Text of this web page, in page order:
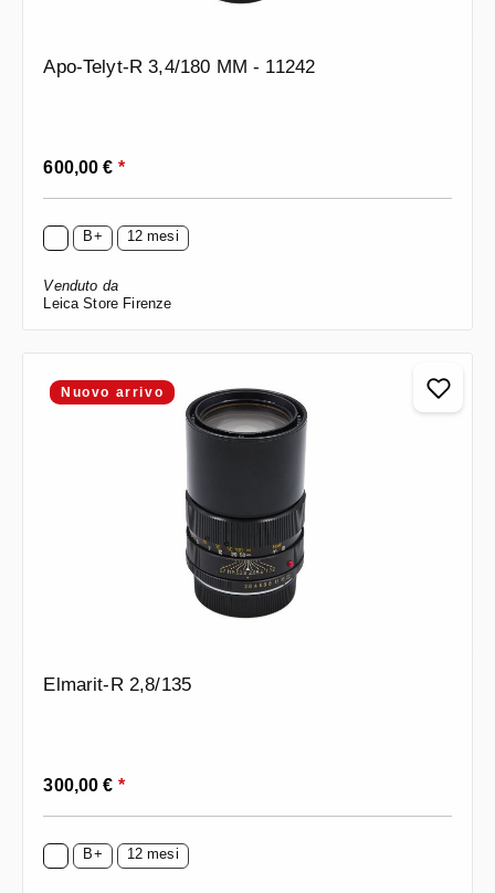
Apo-Telyt-R 3,4/180 MM - 11242
Prezzo normale:
600,00 € *
B+ 12 mesi
Venduto da
Leica Store Firenze
Nuovo arrivo
Elmarit-R 2,8/135
Prezzo normale:
300,00 € *
B+ 12 mesi